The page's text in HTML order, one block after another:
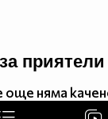
приятели
няма